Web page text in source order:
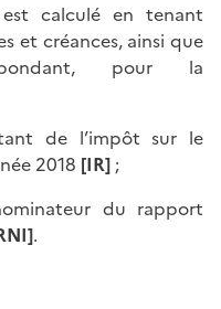
calculé en tenant
et créances, ainsi que
pour la
de l’impôt sur le
2018 [IR] ;
du rapport
.